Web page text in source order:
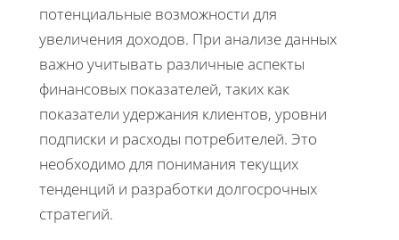
потенциальные возможности для
увеличения доходов. При анализе данных
важно учитывать различные аспекты
финансовых показателей, таких как
показатели удержания клиентов, уровни
подписки и расходы потребителей. Это
необходимо для понимания текущих
тенденций и разработки долгосрочных
стратегий.